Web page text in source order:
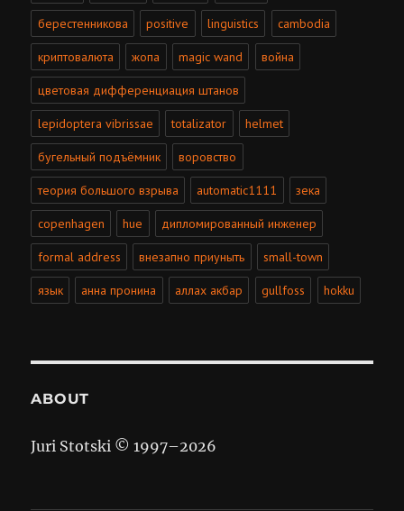
берестенникова positive linguistics cambodia
криптовалюта жопа magic wand война
цветовая дифференциация штанов
lepidoptera vibrissae totalizator helmet
бугельный подъёмник воровство
теория большого взрыва automatic1111 зека
copenhagen hue дипломированный инженер
formal address внезапно приуныть small-town
язык анна пронина аллах акбар gullfoss hokku
ABOUT
Juri Stotski © 1997–2026